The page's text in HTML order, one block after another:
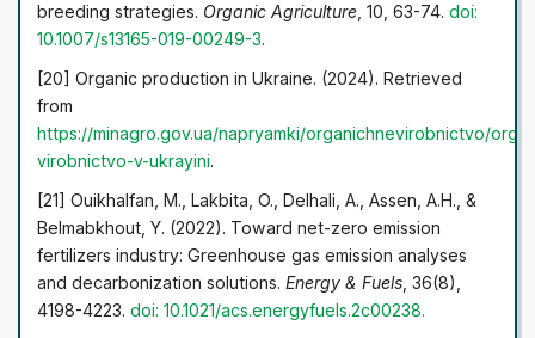
breeding strategies. Organic Agriculture , 10, 63-74.doi:
10.1007/s13165-019-00249-3.
[20] Organic production in Ukraine. (2024). Retrieved
from
https://minagro.gov.ua/napryamki/organichnevirobnictvo/
virobnictvo-v-ukrayini.
[21] Ouikhalfan, M., Lakbita, O., Delhali, A., Assen, A.H., &
Belmabkhout, Y. (2022). Toward net-zero emission
fertilizers industry: Greenhouse gas emission analyses
and decarbonization solutions.Energy & Fuels , 36(8),
4198-4223.doi: 10.1021/acs.energyfuels.2c00238.